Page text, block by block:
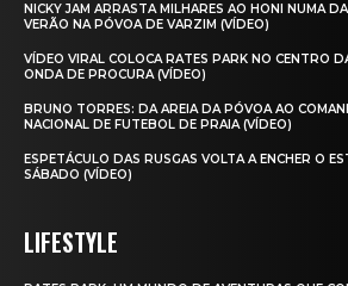
NICKY JAM ARRASTA MILHARES AO HONI NUMA
VERÃO NA PÓVOA DE VARZIM (VÍDEO)
VÍDEO VIRAL COLOCA RATES PARK NO CENTRO
ONDA DE PROCURA (VÍDEO)
BRUNO TORRES: DA AREIA DA PÓVOA AO
NACIONAL DE FUTEBOL DE PRAIA (VÍDEO)
ESPETÁCULO DAS RUSGAS VOLTA A ENCHER O
SÁBADO (VÍDEO)
LIFESTYLE